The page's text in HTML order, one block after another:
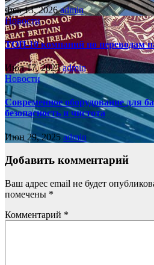
Фев 13, 2026admin
Новости
ТОП-10 компаний по переводам
Июл 17, 2025admin
Новости
Современное оборудование для
безопасность и чистота
Июн 29, 2025admin
Добавить комментарий
Ваш адрес email не будет
помечены *
Комментарий *